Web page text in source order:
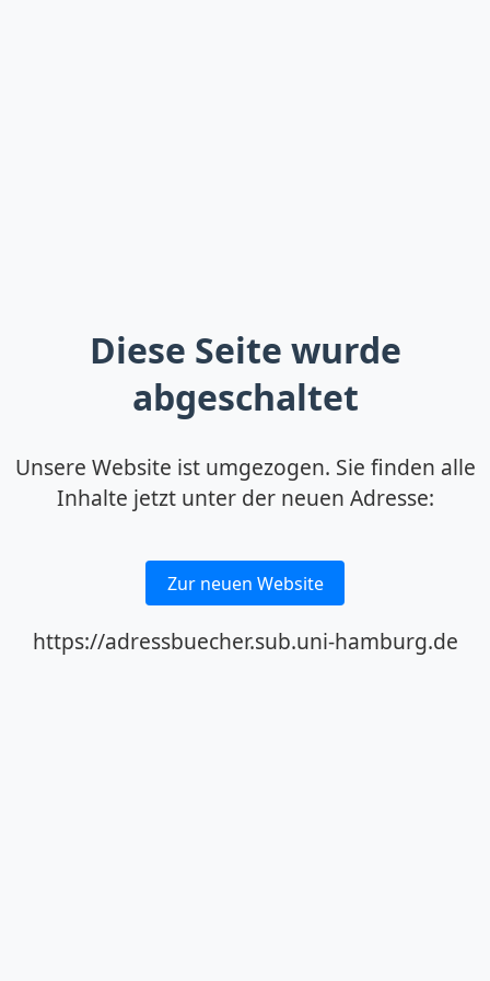
Diese Seite wurde
abgeschaltet
Unsere Website ist umgezogen. Sie finden alle
Inhalte jetzt unter der neuen Adresse:
Zur neuen Website
https://adressbuecher.sub.uni-hamburg.de